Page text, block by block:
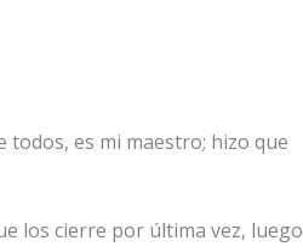
todos, es mi maestro; hizo que
los cierre por última vez, luego